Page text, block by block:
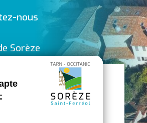
nous
Sorèze
vous à la
newsletter